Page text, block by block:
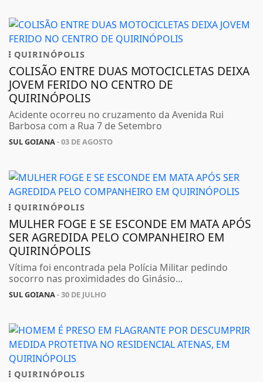
QUIRINÓPOLIS
COLISÃO ENTRE DUAS MOTOCICLETAS DEIXA
JOVEM FERIDO NO CENTRO DE
QUIRINÓPOLIS
Acidente ocorreu no cruzamento da Avenida Rui
Barbosa com a Rua 7 de Setembro
SUL GOIANA- 03 DE AGOSTO
QUIRINÓPOLIS
MULHER FOGE E SE ESCONDE EM MATA APÓS
SER AGREDIDA PELO COMPANHEIRO EM
QUIRINÓPOLIS
Vítima foi encontrada pela Polícia Militar pedindo
socorro nas proximidades do Ginásio...
SUL GOIANA- 30 DE JULHO
QUIRINÓPOLIS